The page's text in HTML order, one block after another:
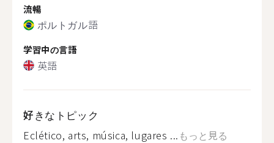
流暢
ポルトガル語
学習中の言語
英語
好きなトピック
Eclético, arts, música, lugares ... もっと見る